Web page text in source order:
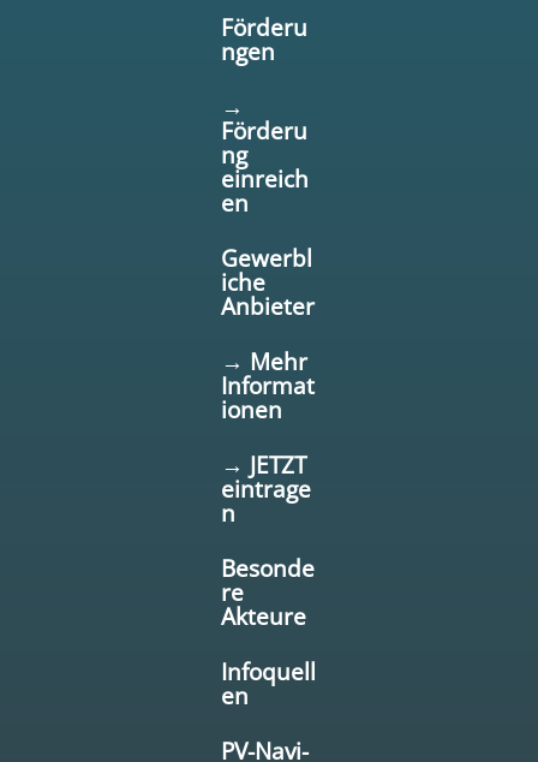
Förderu
ngen
→
Förderu
ng
einreich
en
Gewerbl
iche
Anbieter
→ Mehr
Informat
ionen
→ JETZT
eintrage
n
Besonde
re
Akteure
Infoquell
en
PV-Navi-